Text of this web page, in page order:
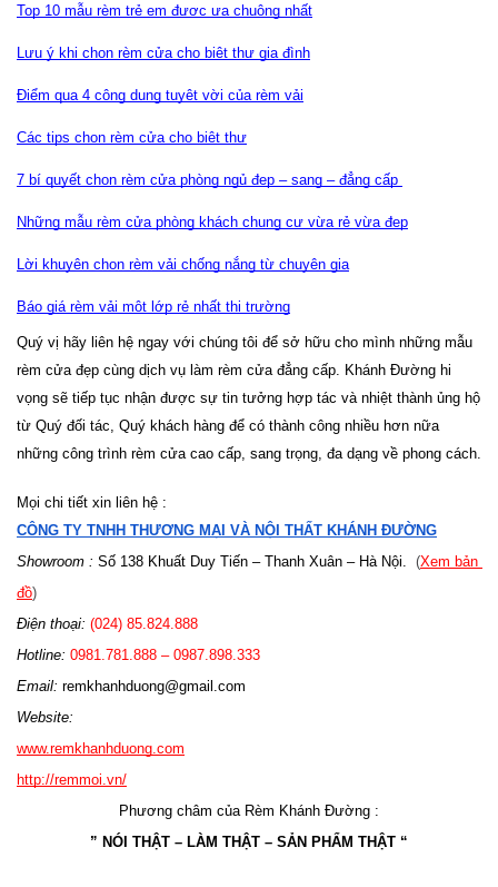
Top 10 mẫu rèm trẻ em được ưa chuộng nhất
Lưu ý khi chọn rèm cửa cho biệt thự gia đình
Điểm qua 4 công dụng tuyệt vời của rèm vải
Các tips chọn rèm cửa cho biệt thự
7 bí quyết chọn rèm cửa phòng ngủ đẹp – sang – đẳng cấp
Những mẫu rèm cửa phòng khách chung cư vừa rẻ vừa đẹp
Lời khuyên chọn rèm vải chống nắng từ chuyên gia
Báo giá rèm vải một lớp rẻ nhất thị trường
Quý vị hãy liên hệ ngay với chúng tôi để sở hữu cho mình những mẫu
rèm cửa đẹp cùng dịch vụ làm rèm cửa đẳng cấp. Khánh Đường hi
vọng sẽ tiếp tục nhận được sự tin tưởng hợp tác và nhiệt thành ủng hộ
từ Quý đối tác, Quý khách hàng để có thành công nhiều hơn nữa
những công trình rèm cửa cao cấp, sang trọng, đa dạng về phong cách.
Mọi chi tiết xin liên hệ :
CÔNG TY TNHH THƯƠNG MẠI VÀ NỘI THẤT KHÁNH ĐƯỜNG
Showroom : Số 138 Khuất Duy Tiến – Thanh Xuân – Hà Nội. (Xem bản
đồ)
Điện thoại: (024) 85.824.888
Hotline: 0981.781.888 – 0987.898.333
Email: remkhanhduong@gmail.com
Website:
www.remkhanhduong.com
http://remmoi.vn/
Phương châm của Rèm Khánh Đường :
” NÓI THẬT – LÀM THẬT – SẢN PHẨM THẬT “